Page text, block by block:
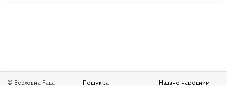
© Верховна Рада
Пошук за
Надано народним